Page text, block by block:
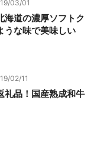
03/01
海道の濃厚ソフトク
うな味で美味しい
02/11
礼品！国産熟成和牛